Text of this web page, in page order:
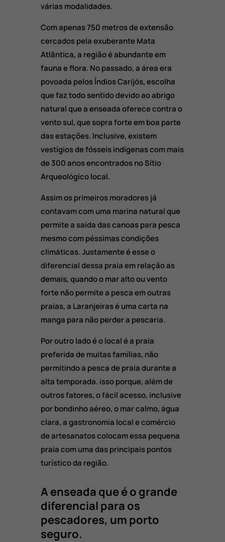
várias modalidades.
Com apenas 750 metros de extensão
cercados pela exuberante Mata
Atlântica,a região é abundante em
fauna e flora. No passado,a área era
povoada pelos Índios Carijós,escolha
que faz todo sentido devido ao abrigo
natural que a enseada oferece contra o
vento sul,que sopra forte em boa parte
das estações. Inclusive,existem
vestígios de fósseis indígenas com mais
de 300 anos encontrados no Sítio
Arqueológico local.
Assim os primeiros moradores já
contavam com uma marina natural que
permite a saída das canoas para pesca
mesmo com péssimas condições
climáticas. Justamente é esse o
diferencial dessa praia em relação as
demais, quando o mar alto ou vento
forte não permite a pesca em outras
praias, a Laranjeiras é uma carta na
manga para não perder a pescaria.
Por outro lado é o local é a praia
preferida de muitas famílias, não
permitindo a pesca de praia durante a
alta temporada. isso porque, além de
outros fatores, o fácil acesso, inclusive
por bondinho aéreo, o mar calmo, água
clara, a gastronomia local e comércio
de artesanatos colocam essa pequena
praia com uma das principais pontos
turístico da região.
A enseada que é o grande
diferencial para os
pescadores, um porto
seguro.